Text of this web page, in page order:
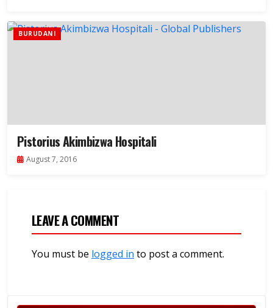
BURUDANI
Pistorius Akimbizwa Hospitali
August 7, 2016
LEAVE A COMMENT
You must be logged in to post a comment.